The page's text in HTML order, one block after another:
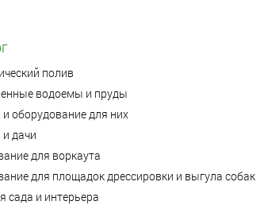
полив
водоемы и пруды
оборудование для них
дачи
для воркаута
для площадок дрессировки и выгула собак
сада и интерьера